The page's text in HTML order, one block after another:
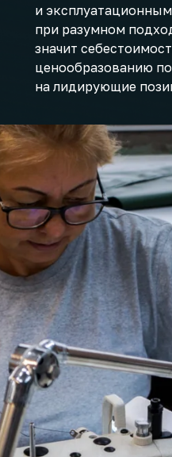
и
при разумном
значит
ценообразованию
на лидирующие